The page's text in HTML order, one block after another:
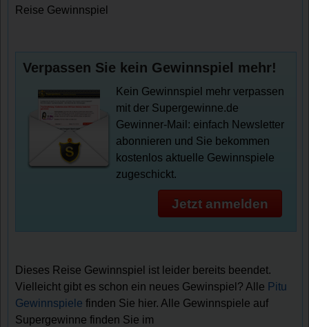
Reise Gewinnspiel
Verpassen Sie kein Gewinnspiel mehr!
Kein Gewinnspiel mehr verpassen
mit der Supergewinne.de
Gewinner-Mail: einfach Newsletter
abonnieren und Sie bekommen
kostenlos aktuelle Gewinnspiele
zugeschickt.
Jetzt anmelden
Dieses Reise Gewinnspiel ist leider bereits beendet.
Vielleicht gibt es schon ein neues Gewinspiel? Alle Pitu
Gewinnspiele finden Sie hier. Alle Gewinnspiele auf
Supergewinne finden Sie im